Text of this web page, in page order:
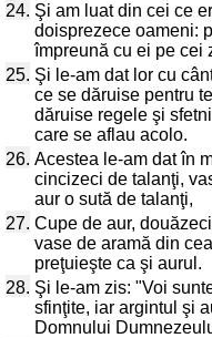
24. Şi am luat din cei ce
doisprezece oameni:
împreună cu ei pe cei
25. Şi le-am dat lor cu
ce se dăruise pentru
dăruise regele şi
care se aflau acolo.
26. Acestea le-am dat în
cincizeci de talanţi,
aur o sută de talanţi,
27. Cupe de aur,
vase de aramă din
preţuieşte ca şi aurul.
28. Şi le-am zis: "Voi
sfinţite, iar argintul şi
Domnului